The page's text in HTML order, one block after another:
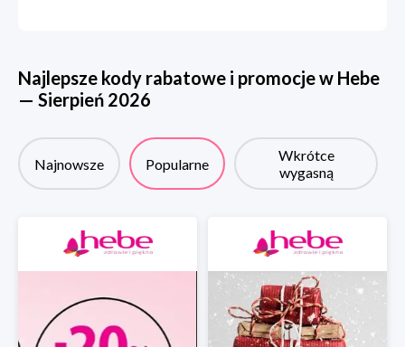
Najlepsze kody rabatowe i promocje w Hebe
— Sierpień 2026
Najnowsze Popularne
Wkrótce
wygasną